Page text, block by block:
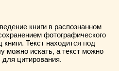
книги в распознанном
фотографического
Текст находится под
можно искать, а текст можно
для цитирования.